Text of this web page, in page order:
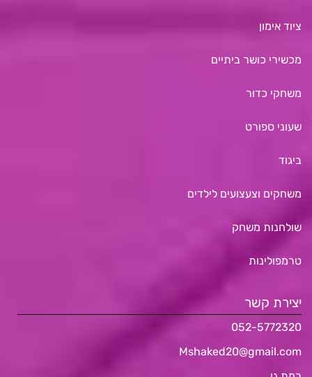
ציוד אימון
מכשירי כושר ביתיים
משחקי כדור
שעוני ספורט
ביגוד
משחקים וצעצועים לילדים
שולחנות משחק
טרמפולינות
יצירת קשר
052-5772320
Mshaked20@gmail.com